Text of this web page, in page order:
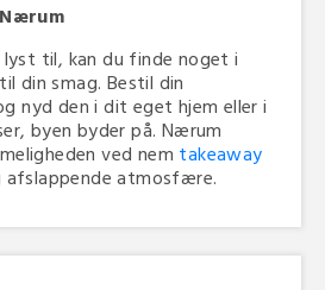
til, kan du finde noget i
din smag. Bestil din
nyd den i dit eget hjem eller i
byen byder på. Nærum
ved nem takeaway
afslappende atmosfære.